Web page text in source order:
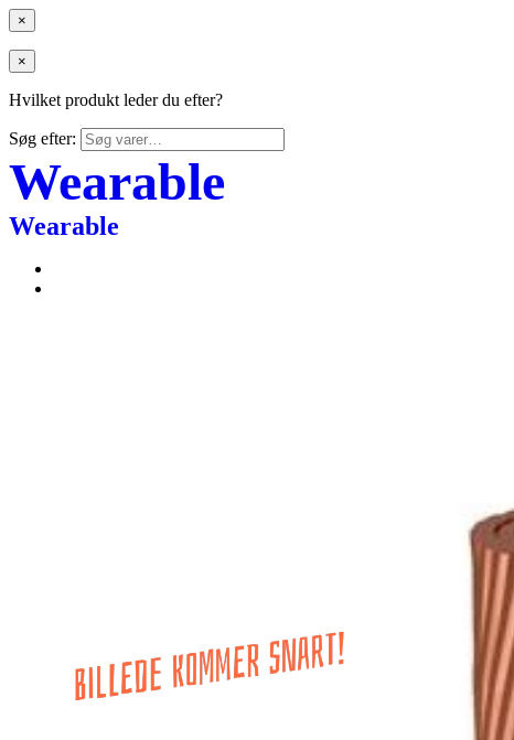
×
×
Hvilket produkt leder du efter?
Søg efter:
Wearable
Wearable